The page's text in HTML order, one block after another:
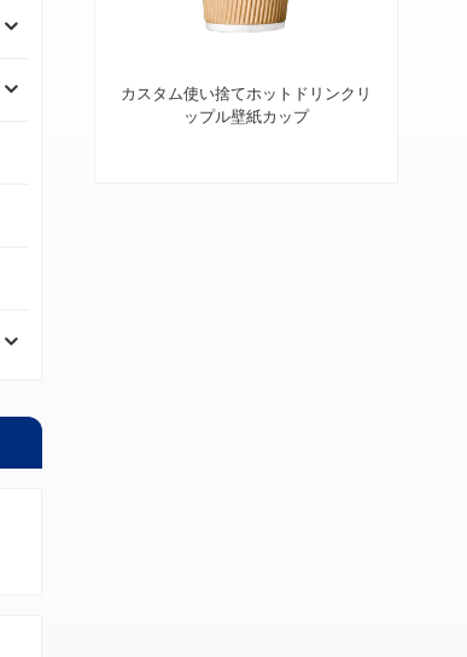
カスタム使い捨てホットドリンクリ
ップル壁紙カップ